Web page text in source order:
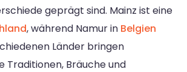
geprägt sind. Mainz ist eine
, während Namur in Belgien
Länder bringen
Traditionen, Bräuche und